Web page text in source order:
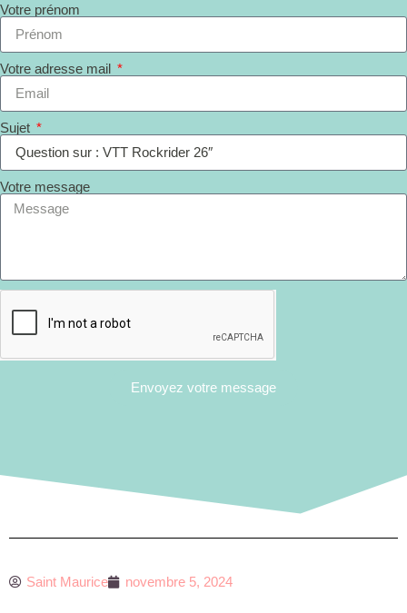
Votre prénom
Votre adresse mail
Sujet
Votre message
Envoyez votre message
Saint Maurice novembre 5, 2024